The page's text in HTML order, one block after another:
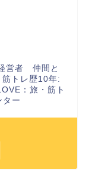
営者 仲間と
トレ歴10年:
：旅・筋ト
ター